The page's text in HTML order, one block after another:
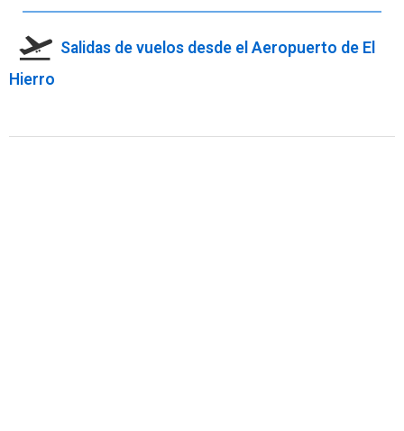
Salidas de vuelos desde el Aeropuerto de El
Hierro